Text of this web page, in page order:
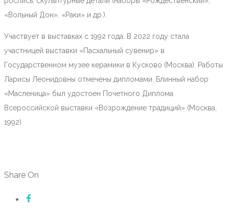
«Вольный Дон», «Раки» и др.).
Участвует в выставках с 1992 года. В 2022 году стала
участницей выставки «Пасхальный сувенир» в
Государственном музее керамики в Кусково (Москва). Работы
Ларисы Леонидовны отмечены дипломами. Блинный набор
«Масленица» был удостоен Почетного Диплома
Всероссийской выставки «Возрождение традиций» (Москва,
1992).
Share On